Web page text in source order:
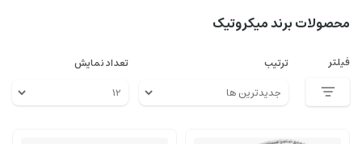
محصولات برند میکروتیک
فیلتر ترتیب تعداد نمایش